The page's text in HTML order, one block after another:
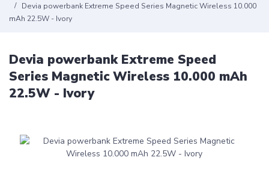
Devia powerbank Extreme Speed Series Magnetic Wireless 10.000
mAh 22.5W - Ivory
Devia powerbank Extreme Speed
Series Magnetic Wireless 10.000 mAh
22.5W - Ivory